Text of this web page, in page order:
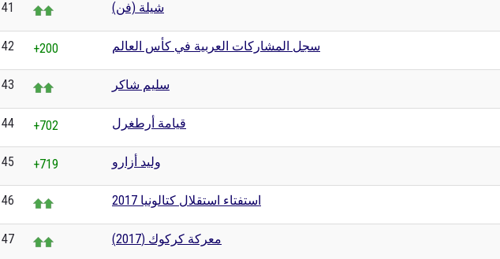
41 شيلة (فن)
42 +200 سجل المشاركات العربية في كأس العالم
43 سليم شاكر
44 +702 قيامة أرطغرل
45 +719 وليد أزارو
46 استفتاء استقلال كتالونيا 2017
47 معركة كركوك (2017)